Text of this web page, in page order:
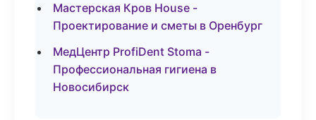
Мастерская Кров House -
Проектирование и сметы в Оренбург
МедЦентр ProfiDent Stoma -
Профессиональная гигиена в
Новосибирск